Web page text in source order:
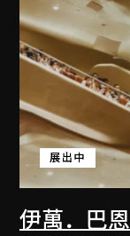
伊萬．巴恩
展出中